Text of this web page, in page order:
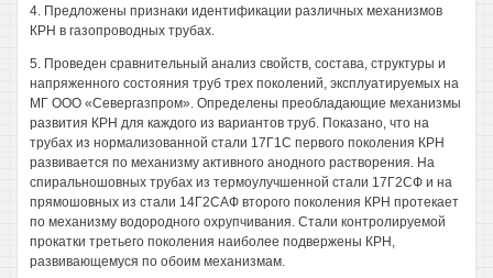
4. Предложены признаки идентификации различных механизмов
КРН в газопроводных трубах.
5. Проведен сравнительный анализ свойств, состава, структуры и
напряженного состояния труб трех поколений, эксплуатируемых на
МГ ООО «Севергазпром». Определены преобладающие механизмы
развития КРН для каждого из вариантов труб. Показано, что на
трубах из нормализованной стали 17Г1С первого поколения КРН
развивается по механизму активного анодного растворения. На
спиральношовных трубах из термоулучшенной стали 17Г2СФ и на
прямошовных из стали 14Г2САФ второго поколения КРН протекает
по механизму водородного охрупчивания. Стали контролируемой
прокатки третьего поколения наиболее подвержены КРН,
развивающемуся по обоим механизмам.